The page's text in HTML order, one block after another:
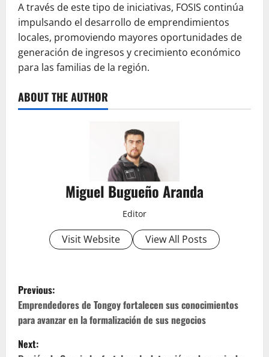
A través de este tipo de iniciativas, FOSIS continúa
impulsando el desarrollo de emprendimientos
locales, promoviendo mayores oportunidades de
generación de ingresos y crecimiento económico
para las familias de la región.
ABOUT THE AUTHOR
Miguel Bugueño Aranda
Editor
Visit Website View All Posts
P
o
s
Previous:
Emprendedores de Tongoy fortalecen sus conocimientos
para avanzar en la formalización de sus negocios
Next: